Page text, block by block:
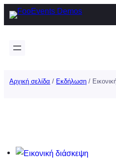
Μετάβαση
Αρχική σελίδα / Εκδήλωση /